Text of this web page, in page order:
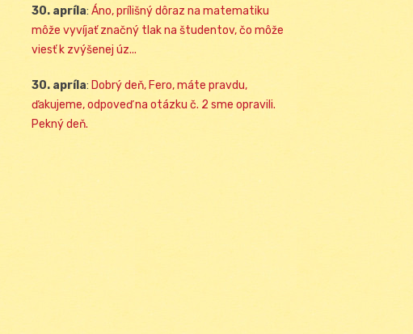
30. apríla: Áno, prílišný dôraz na matematiku
môže vyvíjať značný tlak na študentov, čo môže
viesť k zvýšenej úz...
30. apríla: Dobrý deň, Fero, máte pravdu,
ďakujeme, odpoveď na otázku č. 2 sme opravili.
Pekný deň.